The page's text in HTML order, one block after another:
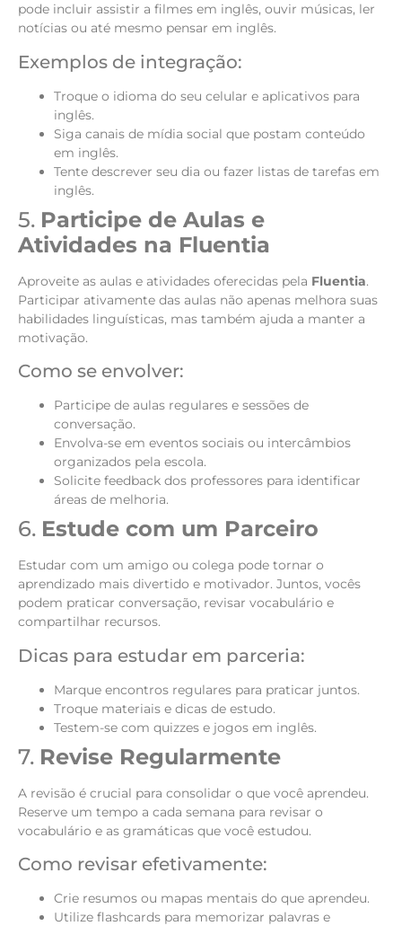
pode incluir assistir a filmes em inglês, ouvir músicas, ler
notícias ou até mesmo pensar em inglês.
Exemplos de integração:
Troque o idioma do seu celular e aplicativos para
inglês.
Siga canais de mídia social que postam conteúdo
em inglês.
Tente descrever seu dia ou fazer listas de tarefas em
inglês.
5. Participe de Aulas e
Atividades na Fluentia
Aproveite as aulas e atividades oferecidas pela Fluentia.
Participar ativamente das aulas não apenas melhora suas
habilidades linguísticas, mas também ajuda a manter a
motivação.
Como se envolver:
Participe de aulas regulares e sessões de
conversação.
Envolva-se em eventos sociais ou intercâmbios
organizados pela escola.
Solicite feedback dos professores para identificar
áreas de melhoria.
6. Estude com um Parceiro
Estudar com um amigo ou colega pode tornar o
aprendizado mais divertido e motivador. Juntos, vocês
podem praticar conversação, revisar vocabulário e
compartilhar recursos.
Dicas para estudar em parceria:
Marque encontros regulares para praticar juntos.
Troque materiais e dicas de estudo.
Testem-se com quizzes e jogos em inglês.
7. Revise Regularmente
A revisão é crucial para consolidar o que você aprendeu.
Reserve um tempo a cada semana para revisar o
vocabulário e as gramáticas que você estudou.
Como revisar efetivamente:
Crie resumos ou mapas mentais do que aprendeu.
Utilize flashcards para memorizar palavras e